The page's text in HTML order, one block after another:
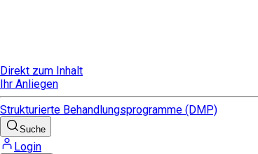
Direkt zum Inhalt
Ihr Anliegen
Strukturierte Behandlungsprogramme (DMP)
Suche
Login